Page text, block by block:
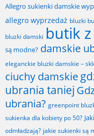
Allegro sukienki damskie
allegro wyprzedaż bluzki
bluzki damski butik
są modne? damskie
eleganckie bluzki damskie –
ciuchy damskie
ubrania taniej
ubrania? greenpoint
sukienka dla kobiety po 50?
odmładzają? jakie sukienki są